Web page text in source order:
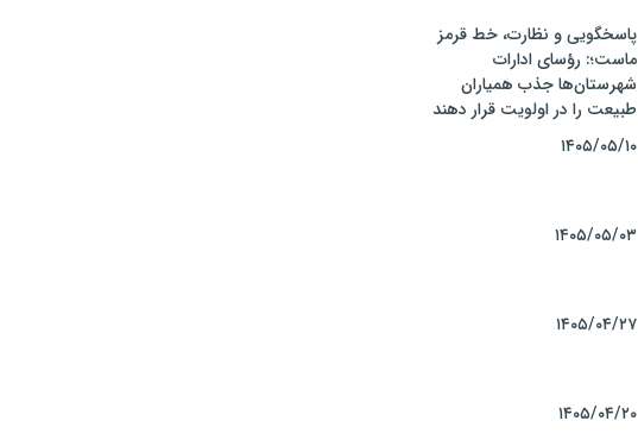
پاسخگویی و نظارت، خط قرمز
ماست؛: رؤسای ادارات
شهرستان‌ها جذب همیاران
طبیعت را در اولویت قرار دهند
۱۴۰۵/۰۵/۱۰
۱۴۰۵/۰۵/۰۳
۱۴۰۵/۰۴/۲۷
۱۴۰۵/۰۴/۲۰